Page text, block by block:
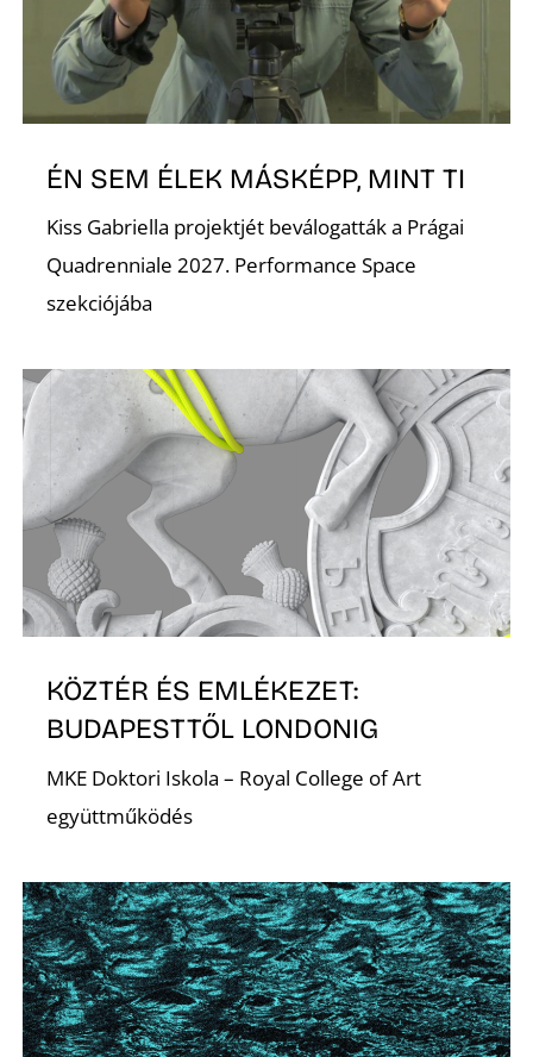
ÉN SEM ÉLEK MÁSKÉPP, MINT TI
Kiss Gabriella projektjét beválogatták a Prágai
Quadrenniale 2027. Performance Space
szekciójába
KÖZTÉR ÉS EMLÉKEZET:
BUDAPESTTŐL LONDONIG
MKE Doktori Iskola – Royal College of Art
együttműködés